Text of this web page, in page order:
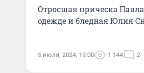
Отросшая прическа
одежде и бледная Юлия
5 июля, 2024, 19:00 1 144 2